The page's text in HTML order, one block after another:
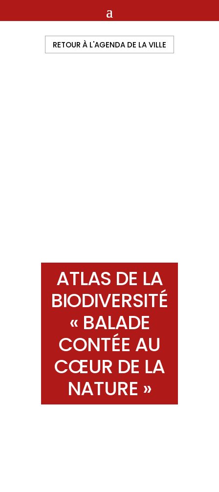
RETOUR À L'AGENDA DE LA VILLE
ATLAS DE LA
BIODIVERSITÉ
« BALADE
CONTÉE AU
CŒUR DE LA
NATURE »